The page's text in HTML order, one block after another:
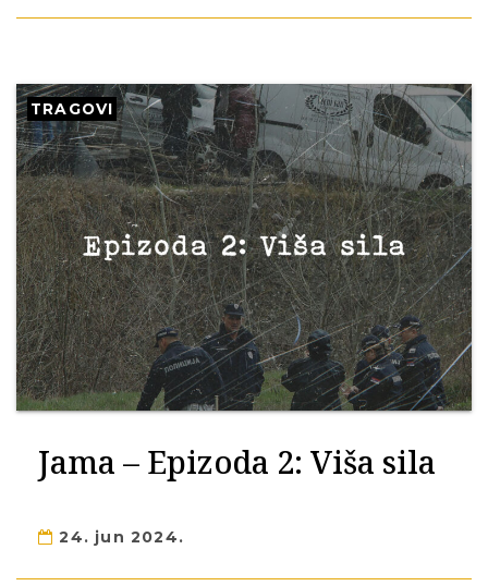
TRAGOVI
Jama – Epizoda 2: Viša sila
24. jun 2024.